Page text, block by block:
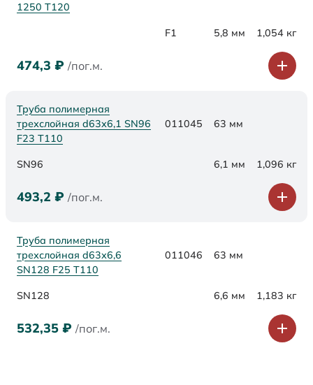
1250 Т120
F1 5,8 мм 1,054 кг
474,3 ₽ /пог.м.
Труба полимерная
трехслойная d63х6,1 SN96
F23 Т110
011045 63 мм
SN96 6,1 мм 1,096 кг
493,2 ₽ /пог.м.
Труба полимерная
трехслойная d63х6,6
SN128 F25 Т110
011046 63 мм
SN128 6,6 мм 1,183 кг
532,35 ₽ /пог.м.